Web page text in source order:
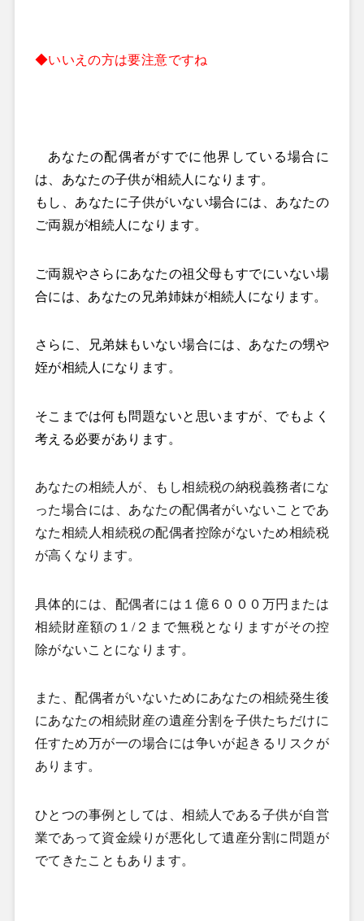
◆いいえの方は要注意ですね
あなたの配偶者がすでに他界している場合に
は、あなたの子供が相続人になります。
もし、あなたに子供がいない場合には、あなたの
ご両親が相続人になります。
ご両親やさらにあなたの祖父母もすでにいない場
合には、あなたの兄弟姉妹が相続人になります。
さらに、兄弟妹もいない場合には、あなたの甥や
姪が相続人になります。
そこまでは何も問題ないと思いますが、でもよく
考える必要があります。
あなたの相続人が、もし相続税の納税義務者にな
った場合には、あなたの配偶者がいないことであ
なた相続人相続税の配偶者控除がないため相続税
が高くなります。
具体的には、配偶者には１億６０００万円または
相続財産額の１/２まで無税となりますがその控
除がないことになります。
また、配偶者がいないためにあなたの相続発生後
にあなたの相続財産の遺産分割を子供たちだけに
任すため万が一の場合には争いが起きるリスクが
あります。
ひとつの事例としては、相続人である子供が自営
業であって資金繰りが悪化して遺産分割に問題が
でてきたこともあります。